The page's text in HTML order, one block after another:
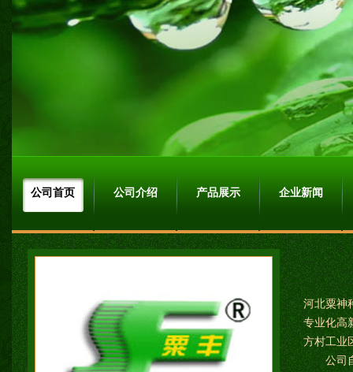
公司首页 公司介绍 产品展示 企业新闻
河北粟神
专业化高
方村工业
公司自成